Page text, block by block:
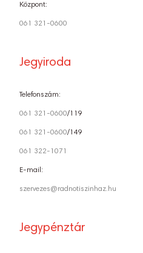
Központ:
061 321-0600
Jegyiroda
Telefonszám:
061 321-0600/119
061 321-0600/149
061 322-1071
E-mail:
szervezes@radnotiszinhaz.hu
Jegypénztár